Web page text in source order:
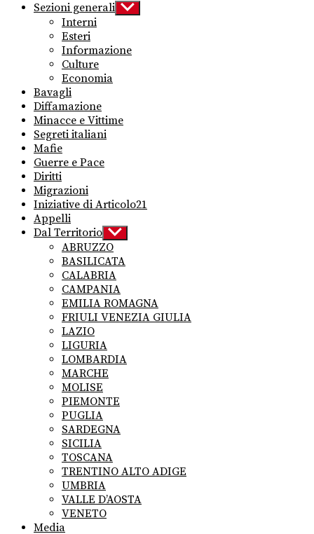
Sezioni generali Show
sub
Interni
Esteri
Informazione
Culture
Economia
Bavagli
Diffamazione
Minacce e Vittime
Segreti italiani
Mafie
Guerre e Pace
Diritti
Migrazioni
Iniziative di Articolo21
Appelli
Dal Territorio Show
sub
menu
ABRUZZO
BASILICATA
CALABRIA
CAMPANIA
EMILIA ROMAGNA
FRIULI VENEZIA GIULIA
LAZIO
LIGURIA
LOMBARDIA
MARCHE
MOLISE
PIEMONTE
PUGLIA
SARDEGNA
SICILIA
TOSCANA
TRENTINO ALTO ADIGE
UMBRIA
VALLE D’AOSTA
VENETO
Media